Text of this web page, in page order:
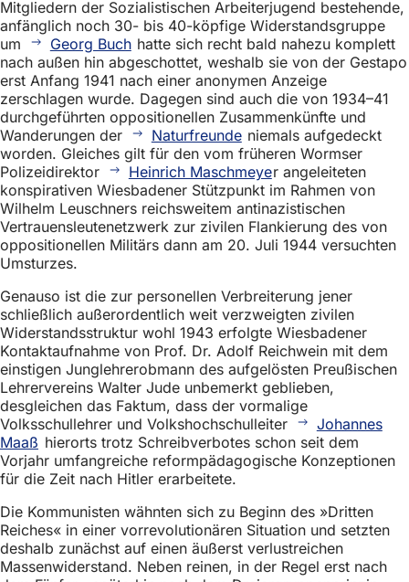
Mitgliedern der Sozialistischen Arbeiterjugend bestehende,
anfänglich noch 30- bis 40-köpfige Widerstandsgruppe
um
Georg Buch hatte sich recht bald nahezu komplett
nach außen hin abgeschottet, weshalb sie von der Gestapo
erst Anfang 1941 nach einer anonymen Anzeige
zerschlagen wurde. Dagegen sind auch die von 1934–41
durchgeführten oppositionellen Zusammenkünfte und
Wanderungen der
Naturfreunde niemals aufgedeckt
worden. Gleiches gilt für den vom früheren Wormser
Polizeidirektor
Heinrich Maschmeyer angeleiteten
konspirativen Wiesbadener Stützpunkt im Rahmen von
Wilhelm Leuschners reichsweitem antinazistischen
Vertrauensleutenetzwerk zur zivilen Flankierung des von
oppositionellen Militärs dann am 20. Juli 1944 versuchten
Umsturzes.
Genauso ist die zur personellen Verbreiterung jener
schließlich außerordentlich weit verzweigten zivilen
Widerstandsstruktur wohl 1943 erfolgte Wiesbadener
Kontaktaufnahme von Prof. Dr. Adolf Reichwein mit dem
einstigen Junglehrerobmann des aufgelösten Preußischen
Lehrervereins Walter Jude unbemerkt geblieben,
desgleichen das Faktum, dass der vormalige
Volksschullehrer und Volkshochschulleiter
Johannes
Maaß hierorts trotz Schreibverbotes schon seit dem
Vorjahr umfangreiche reformpädagogische Konzeptionen
für die Zeit nach Hitler erarbeitete.
Die Kommunisten wähnten sich zu Beginn des »Dritten
Reiches« in einer vorrevolutionären Situation und setzten
deshalb zunächst auf einen äußerst verlustreichen
Massenwiderstand. Neben reinen, in der Regel erst nach